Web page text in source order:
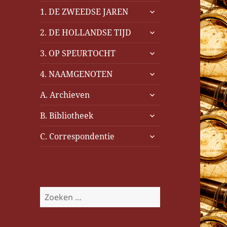
1. DE ZWEEDSE JAREN
submenu
2. DE HOLLANDSE TIJD
submenu
3. OP SPEURTOCHT
submenu
4. NAAMGENOTEN
submenu
A. Archieven
submenu
B. Bibliotheek
submenu
C. Correspondentie
submenu
Z
o